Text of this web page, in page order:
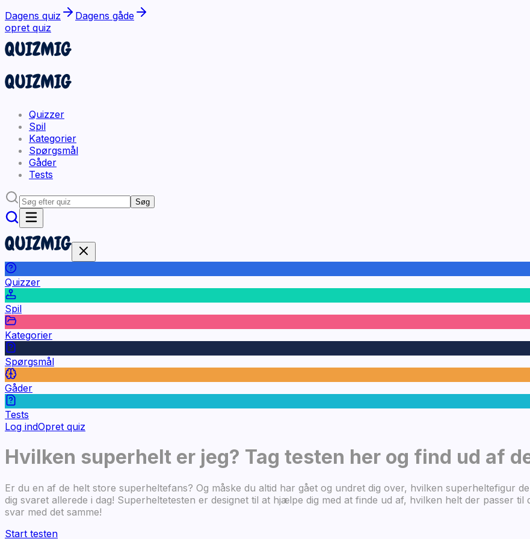
Dagens quiz
Dagens gåde
opret quiz
Quizzer
Spil
Kategorier
Spørgsmål
Gåder
Tests
Søg
Quizzer
Spil
Kategorier
Spørgsmål
Gåder
Tests
Log indOpret quiz
Hvilken superhelt er jeg? Tag testen her og find ud af
Er du en af de helt store superheltefans? Og måske du altid har gået og undret dig over, hvilken superheltefigur
dig svaret allerede i dag! Superheltetesten er designet til at hjælpe dig med at finde ud af, hvilken helt der passer
svar med det samme!
Start testen